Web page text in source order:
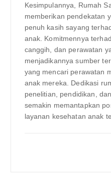
Kesimpulannya, Rumah
memberikan pendekatan
penuh kasih sayang
anak. Komitmennya
canggih, dan perawatan
menjadikannya sumber
yang mencari perawatan
anak mereka. Dedikasi
penelitian, pendidikan,
semakin memantapkan
layanan kesehatan anak